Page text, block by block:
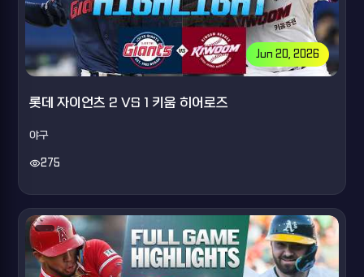
Jun 20, 2026
롯데 자이언츠 2 VS 1 키움 히어로즈
야구
visibility275